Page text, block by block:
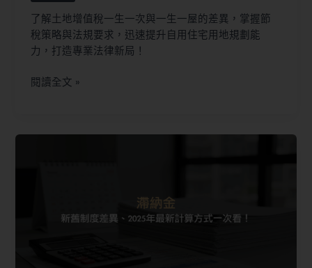
了解土地增值稅一生一次與一生一屋的差異，掌握節
稅策略與法規要求，迅速提升自用住宅用地規劃能
力，打造專業法律新局！
閱讀全文 »